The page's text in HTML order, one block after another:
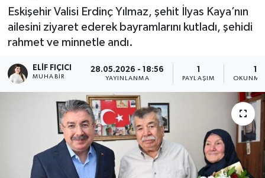
Eskişehir Valisi Erdinç Yılmaz, şehit İlyas Kaya’nın
ailesini ziyaret ederek bayramlarını kutladı, şehidi
rahmet ve minnetle andı.
ELIF FIÇICI
MUHABIR
28.05.2026 - 18:56
YAYINLANMA
1
PAYLAŞIM
1
OKUNMA
Son Dakika Haberleri
Haber Arşivi